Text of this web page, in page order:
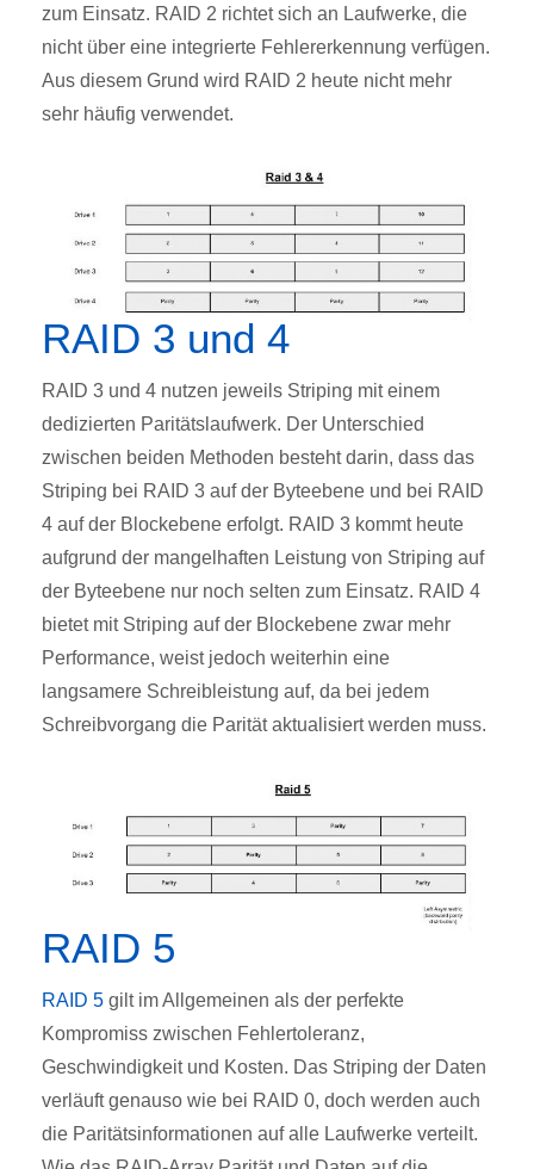
zum Einsatz. RAID 2 richtet sich an Laufwerke, die
nicht über eine integrierte Fehlererkennung verfügen.
Aus diesem Grund wird RAID 2 heute nicht mehr
sehr häufig verwendet.
RAID 3 und 4
RAID 3 und 4 nutzen jeweils Striping mit einem
dedizierten Paritätslaufwerk. Der Unterschied
zwischen beiden Methoden besteht darin, dass das
Striping bei RAID 3 auf der Byteebene und bei RAID
4 auf der Blockebene erfolgt. RAID 3 kommt heute
aufgrund der mangelhaften Leistung von Striping auf
der Byteebene nur noch selten zum Einsatz. RAID 4
bietet mit Striping auf der Blockebene zwar mehr
Performance, weist jedoch weiterhin eine
langsamere Schreibleistung auf, da bei jedem
Schreibvorgang die Parität aktualisiert werden muss.
RAID 5
RAID 5 gilt im Allgemeinen als der perfekte
Kompromiss zwischen Fehlertoleranz,
Geschwindigkeit und Kosten. Das Striping der Daten
verläuft genauso wie bei RAID 0, doch werden auch
die Paritätsinformationen auf alle Laufwerke verteilt.